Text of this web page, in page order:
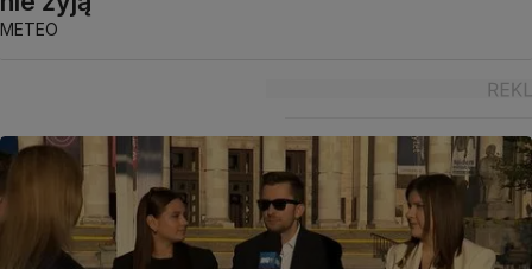
METEO